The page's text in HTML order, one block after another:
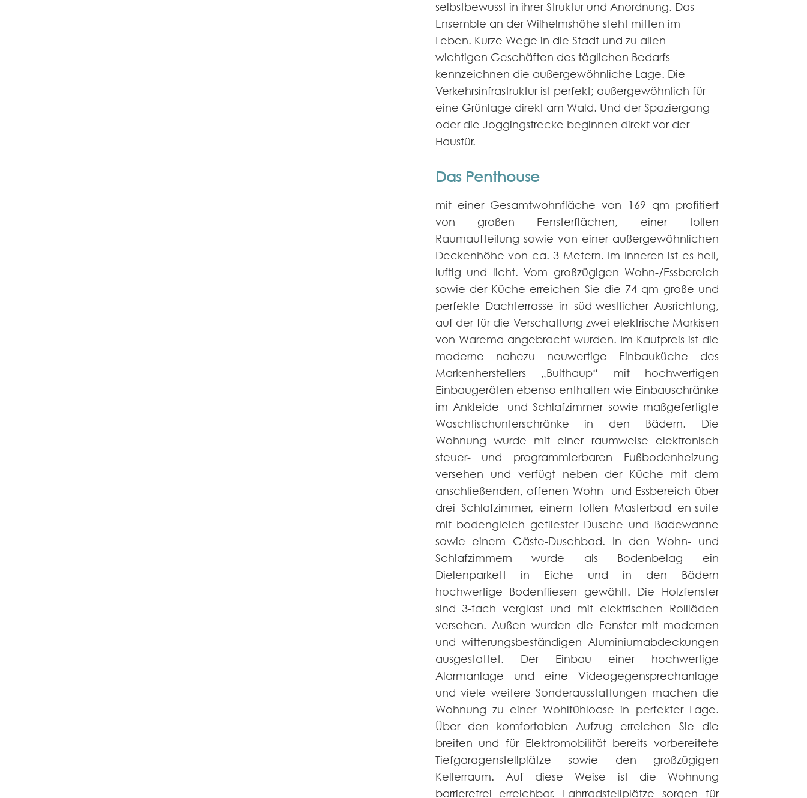
selbstbewusst in ihrer Struktur und Anordnung. Das
Ensemble an der Wilhelmshöhe steht mitten im
Leben. Kurze Wege in die Stadt und zu allen
wichtigen Geschäften des täglichen Bedarfs
kennzeichnen die außergewöhnliche Lage. Die
Verkehrsinfrastruktur ist perfekt; außergewöhnlich für
eine Grünlage direkt am Wald. Und der Spaziergang
oder die Joggingstrecke beginnen direkt vor der
Haustür.
Das Penthouse
mit einer Gesamtwohnfläche von 169 qm profitiert
von großen Fensterflächen, einer tollen
Raumaufteilung sowie von einer außergewöhnlichen
Deckenhöhe von ca. 3 Metern. Im Inneren ist es hell,
luftig und licht. Vom großzügigen Wohn-/Essbereich
sowie der Küche erreichen Sie die 74 qm große und
perfekte Dachterrasse in süd-westlicher Ausrichtung,
auf der für die Verschattung zwei elektrische Markisen
von Warema angebracht wurden. Im Kaufpreis ist die
moderne nahezu neuwertige Einbauküche des
Markenherstellers „Bulthaup“ mit hochwertigen
Einbaugeräten ebenso enthalten wie Einbauschränke
im Ankleide- und Schlafzimmer sowie maßgefertigte
Waschtischunterschränke in den Bädern. Die
Wohnung wurde mit einer raumweise elektronisch
steuer- und programmierbaren Fußbodenheizung
versehen und verfügt neben der Küche mit dem
anschließenden, offenen Wohn- und Essbereich über
drei Schlafzimmer, einem tollen Masterbad en-suite
mit bodengleich gefliester Dusche und Badewanne
sowie einem Gäste-Duschbad. In den Wohn- und
Schlafzimmern wurde als Bodenbelag ein
Dielenparkett in Eiche und in den Bädern
hochwertige Bodenfliesen gewählt. Die Holzfenster
sind 3-fach verglast und mit elektrischen Rollläden
versehen. Außen wurden die Fenster mit modernen
und witterungsbeständigen Aluminiumabdeckungen
ausgestattet. Der Einbau einer hochwertige
Alarmanlage und eine Videogegensprechanlage
und viele weitere Sonderausstattungen machen die
Wohnung zu einer Wohlfühloase in perfekter Lage.
Über den komfortablen Aufzug erreichen Sie die
breiten und für Elektromobilität bereits vorbereitete
Tiefgaragenstellplätze sowie den großzügigen
Kellerraum. Auf diese Weise ist die Wohnung
barrierefrei erreichbar. Fahrradstellplätze sorgen für